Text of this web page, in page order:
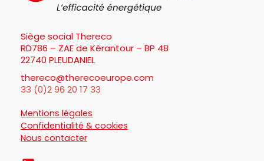
Siège social Thereco
RD786 – ZAE de Kérantour – BP 48
22740 PLEUDANIEL
thereco@therecoeurope.com
33 (0)2 96 20 17 33
Mentions légales
Confidentialité & cookies
Nous contacter